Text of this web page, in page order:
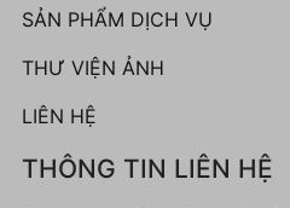
SẢN PHẨM DỊCH VỤ
THƯ VIỆN ẢNH
LIÊN HỆ
THÔNG TIN LIÊN HỆ